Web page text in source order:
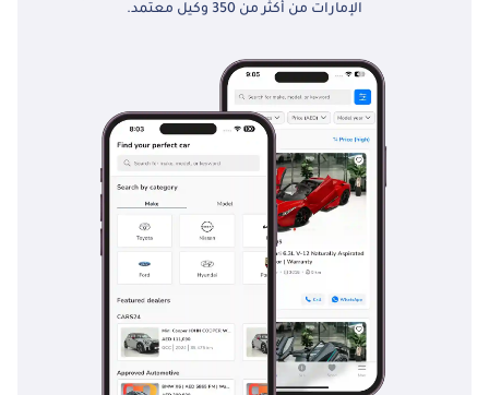
الإمارات من أكثر من 350 وكيل معتمد.